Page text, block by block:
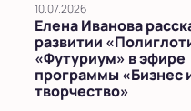
10.07.2026
Елена Иванова
развитии
«Футуриум» в эфире
программы «Бизнес
творчество»